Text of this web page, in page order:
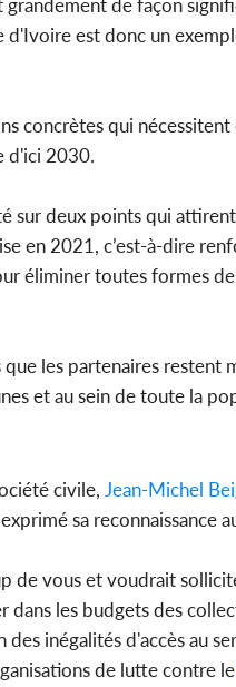
grandement de façon
d'Ivoire est donc un
concrètes qui
d'ici 2030.
sur deux points qui
en 2021, c’est-à-dire
éliminer toutes formes
les partenaires
et au sein de toute la
civile, Jean-Michel
sa reconnaissance
de vous et voudrait
les budgets des
inégalités d'accès au
de lutte contre le